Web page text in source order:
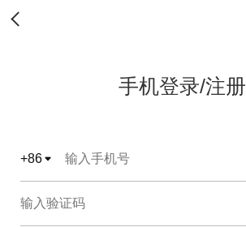
手机登录/注册
+86